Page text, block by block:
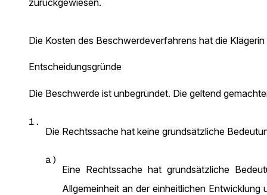
zurückgewiesen.
Die Kosten des Beschwerdeverfahrens hat die Klägerin
Entscheidungsgründe
Die Beschwerde ist unbegründet. Die geltend
1.
Die Rechtssache hat keine grundsätzliche
a)
Eine Rechtssache hat grundsätzliche
Allgemeinheit an der einheitlichen